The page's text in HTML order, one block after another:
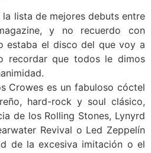
lista de mejores debuts entre
y no recuerdo con
estaba el disco del que voy a
recordar que todos le dimos
Crowes es un fabuloso cóctel
hard-rock y soul clásico,
de los Rolling Stones, Lynyrd
Revival o Led Zeppelín
de la excesiva imitación o el